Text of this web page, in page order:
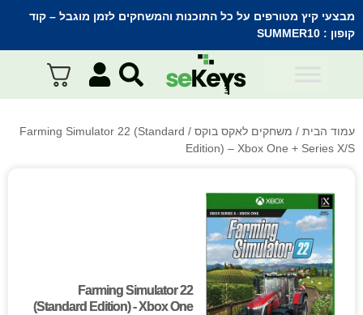
מבצעי קיץ מטורפים על כל התוכנות והמשחקים לזמן מוגבל – קוד
קופון : SUMMER10
עמוד הבית / משחקים לאקס בוקס
/ Farming Simulator 22 (Standard
Edition) – Xbox One + Series X/S
Farming Simulator 22
(Standard Edition) - Xbox One
Farming Simulator 22
(Standard Edition) - Xbox One